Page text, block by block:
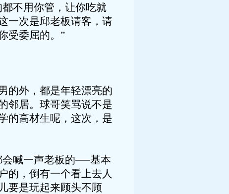
不用你管，让你吃就
一次是邱老板请客，请
受委屈的。”
外，都是年轻漂亮的
邻居。球哥笑骂说不是
的高材生呢，这次，是
喊一声老板的──基本
的，倒有一个看上去人
要是玩起来顾头不顾